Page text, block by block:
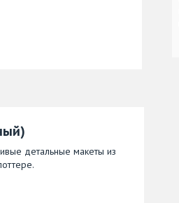
детальные макеты из